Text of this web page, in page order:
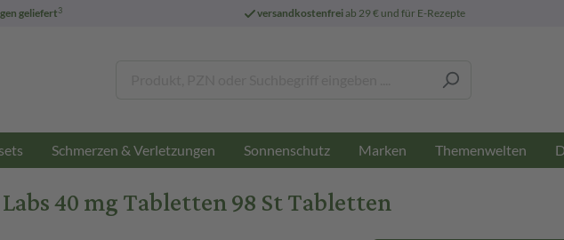
geliefert3 versandkostenfreiab 29 € und für E-Rezepte
Schmerzen & Verletzungen Sonnenschutz Marken Themenwelten
40 mg Tabletten 98 St Tabletten